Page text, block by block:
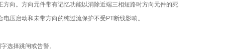
向。方向元件带有记忆功能以消除近端三相短路时方向元件的死
压启动和未带方向的纯过流保护不受PT断线影响。
选择跳闸或告警。